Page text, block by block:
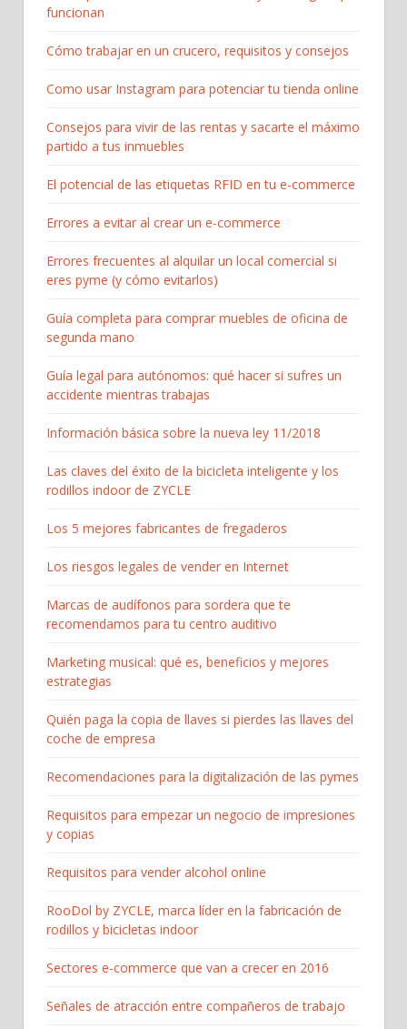
funcionan
Cómo trabajar en un crucero, requisitos y consejos
Como usar Instagram para potenciar tu tienda online
Consejos para vivir de las rentas y sacarte el máximo
partido a tus inmuebles
El potencial de las etiquetas RFID en tu e-commerce
Errores a evitar al crear un e-commerce
Errores frecuentes al alquilar un local comercial si
eres pyme (y cómo evitarlos)
Guía completa para comprar muebles de oficina de
segunda mano
Guía legal para autónomos: qué hacer si sufres un
accidente mientras trabajas
Información básica sobre la nueva ley 11/2018
Las claves del éxito de la bicicleta inteligente y los
rodillos indoor de ZYCLE
Los 5 mejores fabricantes de fregaderos
Los riesgos legales de vender en Internet
Marcas de audífonos para sordera que te
recomendamos para tu centro auditivo
Marketing musical: qué es, beneficios y mejores
estrategias
Quién paga la copia de llaves si pierdes las llaves del
coche de empresa
Recomendaciones para la digitalización de las pymes
Requisitos para empezar un negocio de impresiones
y copias
Requisitos para vender alcohol online
RooDol by ZYCLE, marca líder en la fabricación de
rodillos y bicicletas indoor
Sectores e-commerce que van a crecer en 2016
Señales de atracción entre compañeros de trabajo